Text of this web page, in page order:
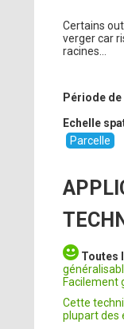
Certains
verger car
racines…
Période
Echelle
Parcelle
Toutes
Facilement
Cette
plupart des